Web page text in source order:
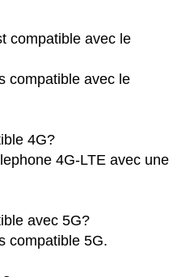
compatible avec le
compatible avec le
4G?
4G-LTE avec une
avec 5G?
compatible 5G.